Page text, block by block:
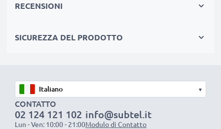
mono))
con collegamento SCART (solo con adattatore, che
non è incluso in questa confezione)
RECENSIONI
SICUREZZA DEL PRODOTTO
▾
CONTATTO
02 124 121 102
Lun - Ven: 10:00 - 21:00
info@subtel.it
Modulo di Contatto